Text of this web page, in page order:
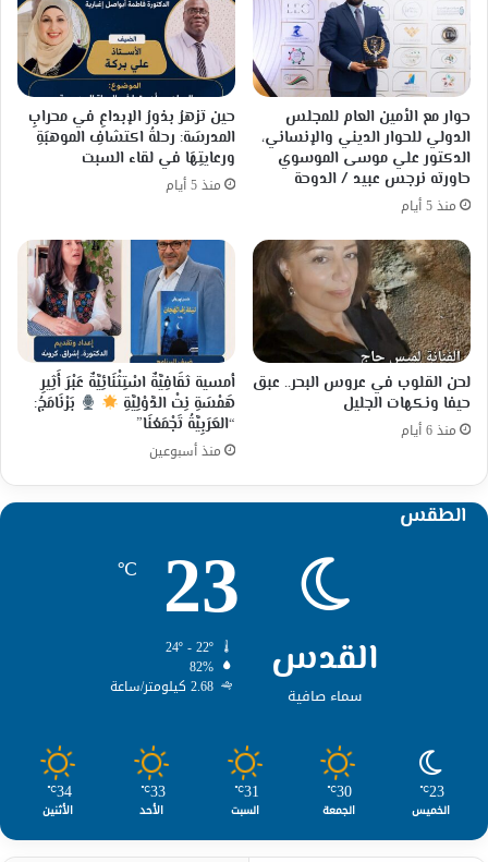
حوار مع الأمين العام للمجلس
الدولي للحوار الديني والإنساني،
الدكتور علي موسى الموسوي
حاورته نرجس عبيد / الدوحة
منذ 5 أيام
حين تزهرُ بذورُ الإبداعِ في محرابِ
المدرسَة: رحلةُ اكتشافِ الموهبَةِ
ورعايتِهَا في لقاء السبت
منذ 5 أيام
لحن القلوب في عروس البحر.. عبق
حيفا ونكهات الجليل
منذ 6 أيام
أمسية ثقَافِيَّةٌ اسْتِثْنَائِيَّةٌ عَبْرَ أَثِيرِ
هَمْسَةِ نِتْ الدَّوْلِيَّةِ
بَرْنَامَجُ:
“العَرَبِيَّةُ تَجْمَعُنَا”
منذ أسبوعين
الطقس
القدس
سماء صافية
23
℃
82%
2.68 كيلومتر/ساعة
23
℃
الخميس
30
℃
الجمعة
31
℃
السبت
33
℃
الأحد
34
℃
الأثنين